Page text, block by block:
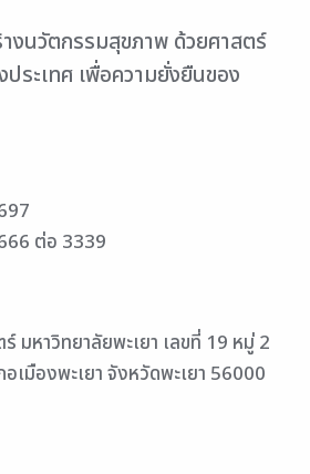
างนวัตกรรมสุขภาพ ด้วยศาสตร์
ระเทศ เพื่อความยั่งยืนของ
ต่อ 3339
มหาวิทยาลัยพะเยา เลขที่ 19 หมู่ 2
เมืองพะเยา จังหวัดพะเยา 56000